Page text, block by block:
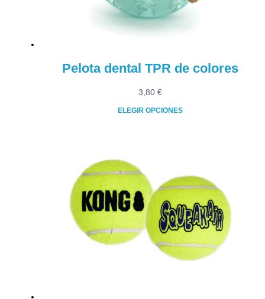
en
la
página
Pelota dental TPR de colores
3,80 €
ELEGIR OPCIONES
variantes.
Las
opciones
se
pueden
elegir